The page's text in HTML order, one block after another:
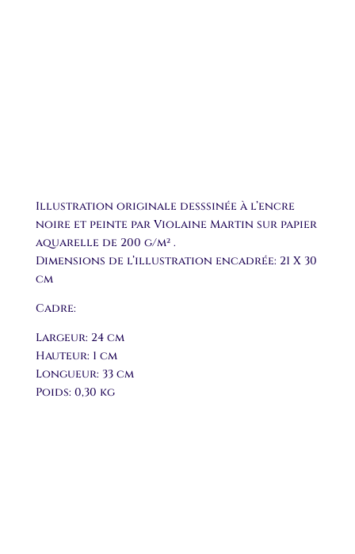
Illustration originale desssinée à l’encre
noire et peinte par Violaine Martin sur papier
aquarelle de 200 g/m² .
Dimensions de l’illustration encadrée: 21 X 30
cm
Cadre:
Largeur: 24 cm
Hauteur: 1 cm
Longueur: 33 cm
Poids: 0,30 kg